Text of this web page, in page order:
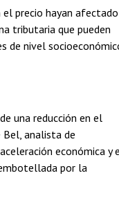
precio hayan afectado
tributaria que pueden
de nivel
una reducción en el
Bel, analista de
económica y
por la